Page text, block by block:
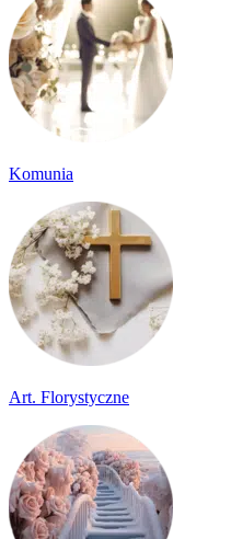
Komunia
Art. Florystyczne